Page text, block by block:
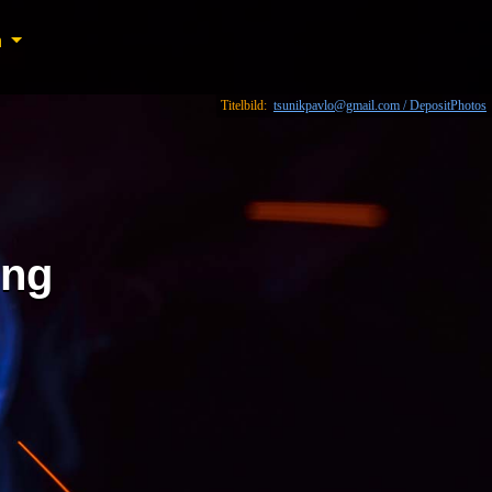
Titelbild: tsunikpavlo@gmail.com / DepositPhotos